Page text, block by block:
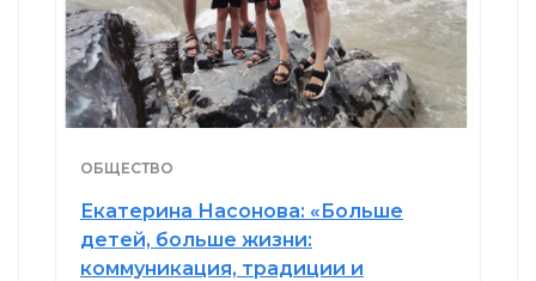
ОБЩЕСТВО
Екатерина Насонова: «Больше
детей, больше жизни:
коммуникация, традиции и